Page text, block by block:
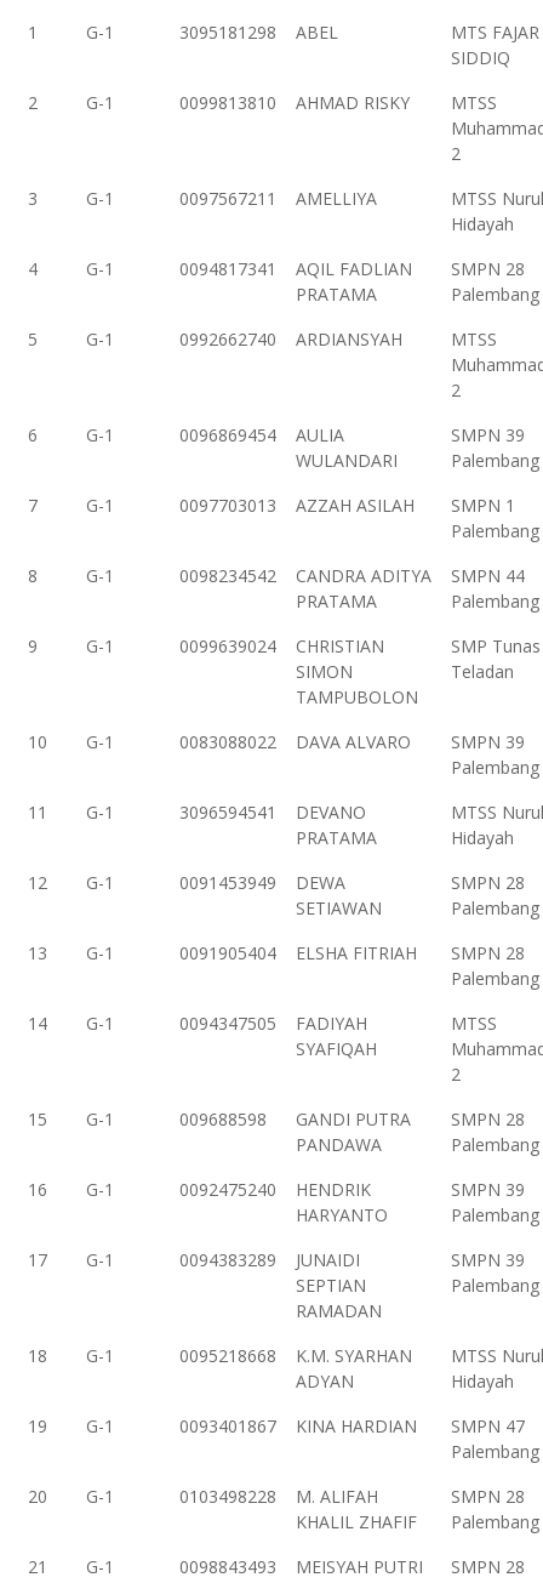
1 G-1 3095181298 ABEL
MTS FAJAR
SIDDIQ
2
G-1 0099813810 AHMAD RISKY
MTSS
2
3
G-1 0097567211 AMELLIYA
MTSS Nurul
Hidayah
4
G-1 0094817341
AQIL FADLIAN
PRATAMA
SMPN 28
Palembang
5
G-1 0992662740 ARDIANSYAH
MTSS
2
6
G-1 0096869454
AULIA
WULANDARI
SMPN 39
Palembang
7
G-1 0097703013 AZZAH ASILAH
SMPN 1
Palembang
8
G-1 0098234542
CANDRA ADITYA
PRATAMA
SMPN 44
Palembang
9
G-1 0099639024
CHRISTIAN
SIMON
TAMPUBOLON
SMP Tunas
Teladan
10 G-1 0083088022 DAVA ALVARO
SMPN 39
Palembang
11
G-1 3096594541
DEVANO
PRATAMA
MTSS Nurul
Hidayah
12
G-1 0091453949
DEWA
SETIAWAN
SMPN 28
Palembang
13
G-1 0091905404 ELSHA FITRIAH
SMPN 28
Palembang
14
G-1 0094347505
FADIYAH
SYAFIQAH
MTSS
2
15
G-1 009688598
GANDI PUTRA
PANDAWA
SMPN 28
Palembang
16
G-1 0092475240
HENDRIK
HARYANTO
SMPN 39
Palembang
17
G-1 0094383289
JUNAIDI
SEPTIAN
RAMADAN
SMPN 39
Palembang
18 G-1 0095218668
K.M. SYARHAN
ADYAN
MTSS Nurul
Hidayah
19
G-1 0093401867 KINA HARDIAN
SMPN 47
Palembang
20
G-1 0103498228
M. ALIFAH
KHALIL ZHAFIF
SMPN 28
Palembang
21
G-1 0098843493 MEISYAH PUTRI
SMPN 28